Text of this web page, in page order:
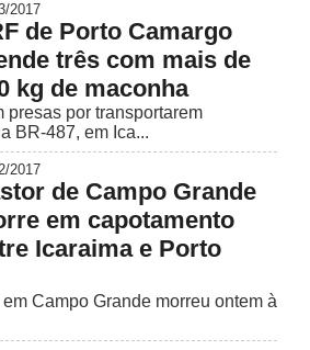
2017
de Porto Camargo
três com mais de
kg de maconha
presas por transportarem
BR-487, em Ica...
2017
de Campo Grande
em capotamento
Icaraima e Porto
Campo Grande morreu ontem à